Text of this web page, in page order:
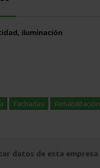
iluminación
Fachadas Rehabilitación
datos de esta empresa